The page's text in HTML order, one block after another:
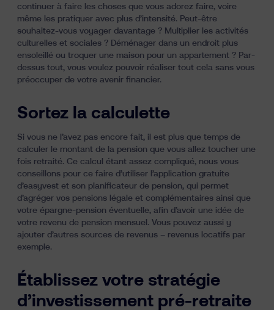
continuer à faire les choses que vous adorez faire, voire
même les pratiquer avec plus d’intensité. Peut-être
souhaitez-vous voyager davantage ? Multiplier les activités
culturelles et sociales ? Déménager dans un endroit plus
ensoleillé ou troquer une maison pour un appartement ? Par-
dessus tout, vous voulez pouvoir réaliser tout cela sans vous
préoccuper de votre avenir financier.
Sortez la calculette
Si vous ne l’avez pas encore fait, il est plus que temps de
calculer le montant de la pension que vous allez toucher une
fois retraité. Ce calcul étant assez compliqué, nous vous
conseillons pour ce faire d’utiliser l’application gratuite
d’easyvest et son planificateur de pension, qui permet
d’agréger vos pensions légale et complémentaires ainsi que
votre épargne-pension éventuelle, afin d’avoir une idée de
votre revenu de pension mensuel. Vous pouvez aussi y
ajouter d’autres sources de revenus – revenus locatifs par
exemple.
Établissez votre stratégie
d’investissement pré-retraite